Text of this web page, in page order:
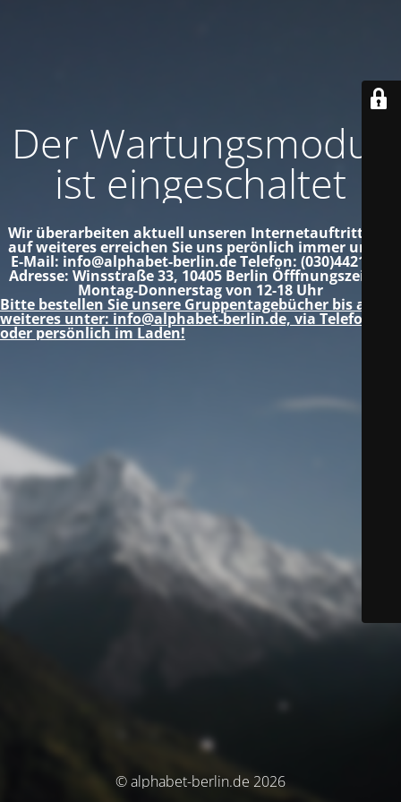
Der Wartungsmodus
ist eingeschaltet
Wir überarbeiten aktuell unseren Internetauftritt!
auf weiteres erreichen Sie uns perönlich immer unter:
E-Mail: info@alphabet-berlin.deTelefon: (030)4421012
Adresse: Winsstraße 33, 10405 Berlin Öfffnungszeiten:
Montag-Donnerstag von 12-18 Uhr
Bitte bestellen Sie unsere Gruppentagebücher bis auf
weiteres unter: info@alphabet-berlin.de, via Telefon
oder persönlich im Laden!
© alphabet-berlin.de 2026